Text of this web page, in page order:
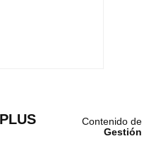
Contenido de
Gestión